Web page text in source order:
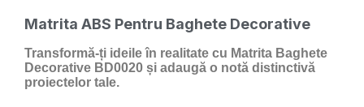
Matrita ABS Pentru Baghete Decorative
Transformă-ți ideile în realitate cu Matrita Baghete
Decorative BD0020 și adaugă o notă distinctivă
proiectelor tale.